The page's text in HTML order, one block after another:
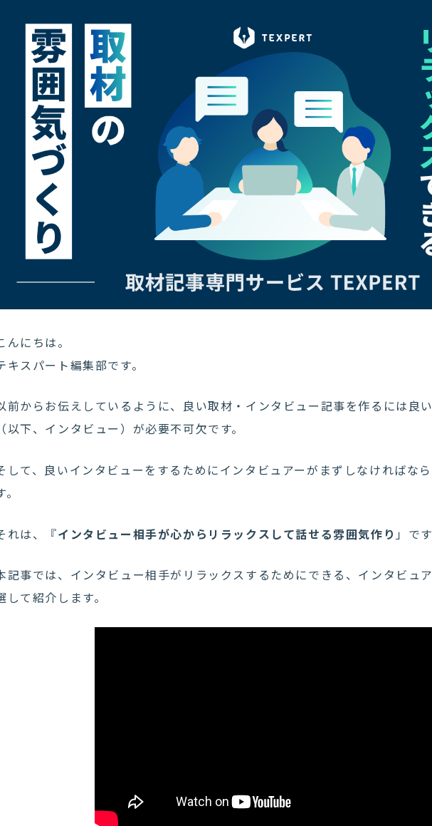
んにちは。
キスパート編集部です。
前からお伝えしているように、良い取材・インタビュー記事を作るには良
（以下、インタビュー）が必要不可欠です。
して、良いインタビューをするためにインタビュアーがまずしなければな
。
れは、『インタビュー相手が心からリラックスして話せる雰囲気作り 」です
記事では、インタビュー相手がリラックスするためにできる、インタビュ
して紹介します。